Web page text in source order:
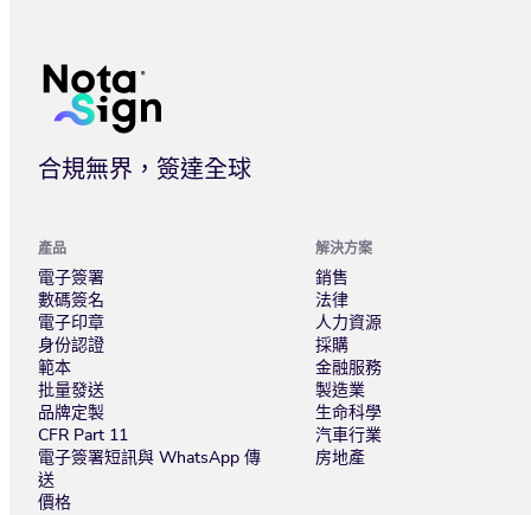
合規無界，簽達全球
產品
電子簽署
數碼簽名
電子印章
身份認證
範本
批量發送
品牌定製
CFR Part 11
電子簽署短訊與 WhatsApp 傳
送
價格
解決方案
銷售
法律
人力資源
採購
金融服務
製造業
生命科學
汽車行業
房地產